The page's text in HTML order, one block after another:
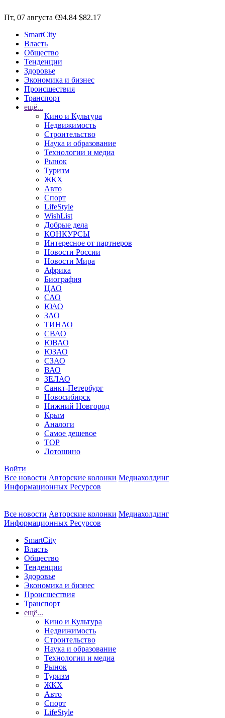
Пт, 07 августа €94.84 $82.17
SmartCity
Власть
Общество
Тенденции
Здоровье
Экономика и бизнес
Происшествия
Транспорт
ещё...
Кино и Культура
Недвижимость
Строительство
Наука и образование
Технологии и медиа
Рынок
Туризм
ЖКХ
Авто
Спорт
LifeStyle
WishList
Добрые дела
КОНКУРСЫ
Интересное от партнеров
Новости России
Новости Мира
Африка
Биография
ЦАО
САО
ЮАО
ЗАО
ТИНАО
СВАО
ЮВАО
ЮЗАО
СЗАО
ВАО
ЗЕЛАО
Санкт-Петербург
Новосибирск
Нижний Новгород
Крым
Аналоги
Самое дешевое
TOP
Лотошино
Войти
Все новости Авторские колонки Медиахолдинг
Информационных Ресурсов
Все новости Авторские колонки Медиахолдинг
Информационных Ресурсов
SmartCity
Власть
Общество
Тенденции
Здоровье
Экономика и бизнес
Происшествия
Транспорт
ещё...
Кино и Культура
Недвижимость
Строительство
Наука и образование
Технологии и медиа
Рынок
Туризм
ЖКХ
Авто
Спорт
LifeStyle